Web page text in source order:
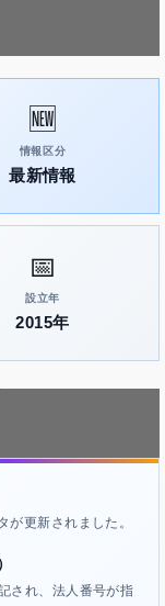
🆕
情報区分
最新情報
📅
設立年
2015年
が更新されました。
され、法人番号が指